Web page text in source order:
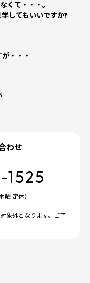
くて・・・。
してもいいですか?
・・・
わせ
曜 定休）
象外となります。ご了